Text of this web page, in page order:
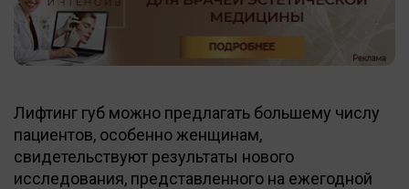
Лифтинг губ можно предлагать большему числу
пациентов, особенно женщинам,
свидетельствуют результаты нового
исследования, представленного на ежегодной